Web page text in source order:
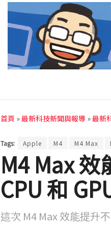
首頁 »最新科技新聞與報導 »最新
Tags: Apple M4 M4 Max
M4 Max
CPU 和
這次 M4 Max 效能提升